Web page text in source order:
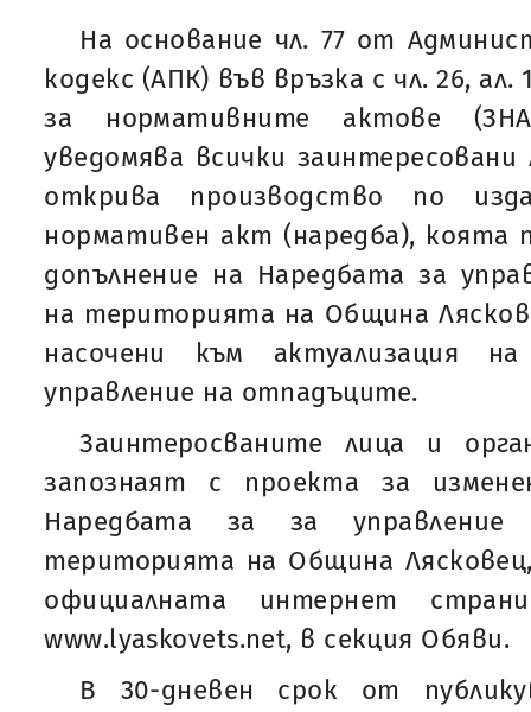
На основание чл. 77 от
кодекс (АПК) във връзка с чл. 26, ал.
за нормативните актове
уведомява всички заинтересовани
открива производство по
нормативен акт (наредба), коята
допълнение на Наредбата за
на територията на Община
насочени към актуализация
управление на отпадъците.
Заинтеросваните лица и
запознаят с проекта за
Наредбата за за
територията на Община
официалната интернет
www.lyaskovets.net, в секция Обяви.
В 30-дневен срок от